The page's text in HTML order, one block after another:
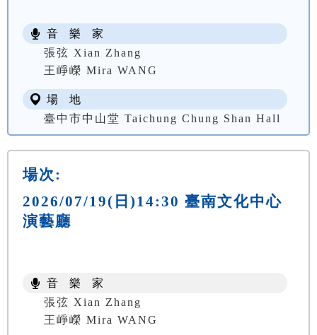
音 樂 家
張弦 Xian Zhang
王崢嶸 Mira WANG
場 地
臺中市中山堂 Taichung Chung Shan Hall
場次:
2026/07/19(日)14:30 臺南文化中心
演藝廳
音 樂 家
張弦 Xian Zhang
王崢嶸 Mira WANG